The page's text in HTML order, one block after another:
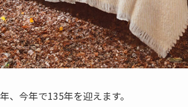
、今年で135年を迎えます。